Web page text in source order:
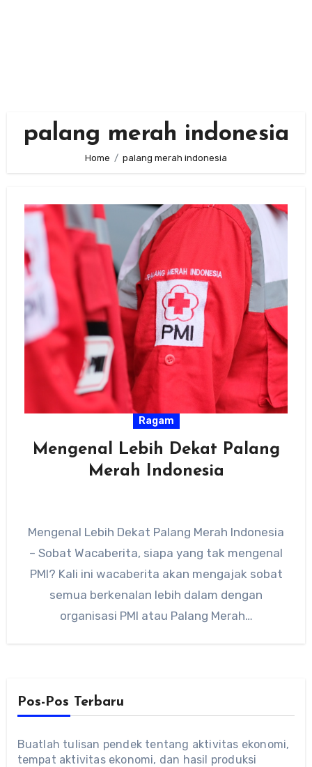
palang merah indonesia
Home palang merah indonesia
Ragam
Mengenal Lebih Dekat Palang
Merah Indonesia
Mengenal Lebih Dekat Palang Merah Indonesia
– Sobat Wacaberita, siapa yang tak mengenal
PMI? Kali ini wacaberita akan mengajak sobat
semua berkenalan lebih dalam dengan
organisasi PMI atau Palang Merah…
Pos-Pos Terbaru
Buatlah tulisan pendek tentang aktivitas ekonomi,
tempat aktivitas ekonomi, dan hasil produksi